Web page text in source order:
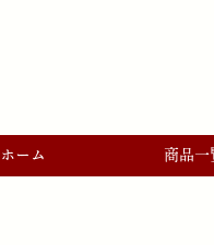
ホーム 商品一